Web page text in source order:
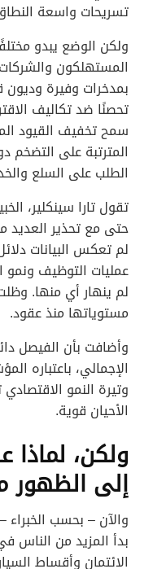
تسريحات واسعة
ولكن الوضع يبدو
المستهلكون والشركات
بمدخرات وفيرة وديون
تحصنًا ضد تكاليف
سمح تخفيف القيود
المترتبة على
الطلب على السلع
تقول تارا سينكلير،
حتى مع تحذير العديد
لم تعكس البيانات
عمليات التوظيف ونمو
لم ينهار أي منها.
مستوياتها منذ عقود.
وأضافت بأن الفيصل
الإجمالي، باعتباره
وتيرة النمو
الأحيان قوية.
ولكن،
إلى الظهور
والآن – بحسب
بدأ المزيد من الناس
الائتمان وأقساط